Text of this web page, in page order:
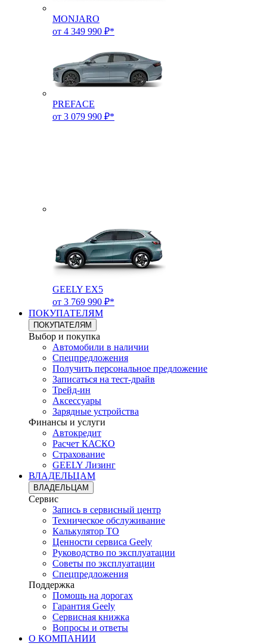
MONJARO
от 4 349 990 ₽*
PREFACE
от 3 079 990 ₽*
GEELY EX5
от 3 769 990 ₽*
ПОКУПАТЕЛЯМ
ПОКУПАТЕЛЯМ
Выбор и покупка
Автомобили в наличии
Спецпредложения
Получить персональное предложение
Записаться на тест-драйв
Трейд-ин
Аксессуары
Зарядные устройства
Финансы и услуги
Автокредит
Расчет КАСКО
Страхование
GEELY Лизинг
ВЛАДЕЛЬЦАМ
ВЛАДЕЛЬЦАМ
Сервис
Запись в сервисный центр
Техническое обслуживание
Калькулятор ТО
Ценности сервиса Geely
Руководство по эксплуатации
Советы по эксплуатации
Спецпредложения
Поддержка
Помощь на дорогах
Гарантия Geely
Сервисная книжка
Вопросы и ответы
О КОМПАНИИ